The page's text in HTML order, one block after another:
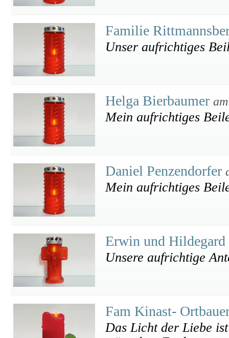
Familie
Unser aufrichtiges
Helga Bierbaumer
Mein aufrichtiges
Daniel Penzendorfer
Mein aufrichtiges
Erwin und
Unsere aufrichtige
Fam Kinast-
Das Licht der Liebe